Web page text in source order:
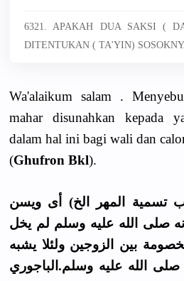
6321. APAKAH DUA SAKSI (
DITENTUKAN ( TA'YIN)
Wa'alaikum salam .
mahar disunahkan kepada
dalam hal ini bagi wali dan
(Ghufron Bkl).
تسمية المهر الخ) أى ويسن
صلى الله عليه وسلم لم يخل
بين الزوجين ولئلا يشبه
صلى الله عليه وسلم.الباجوري